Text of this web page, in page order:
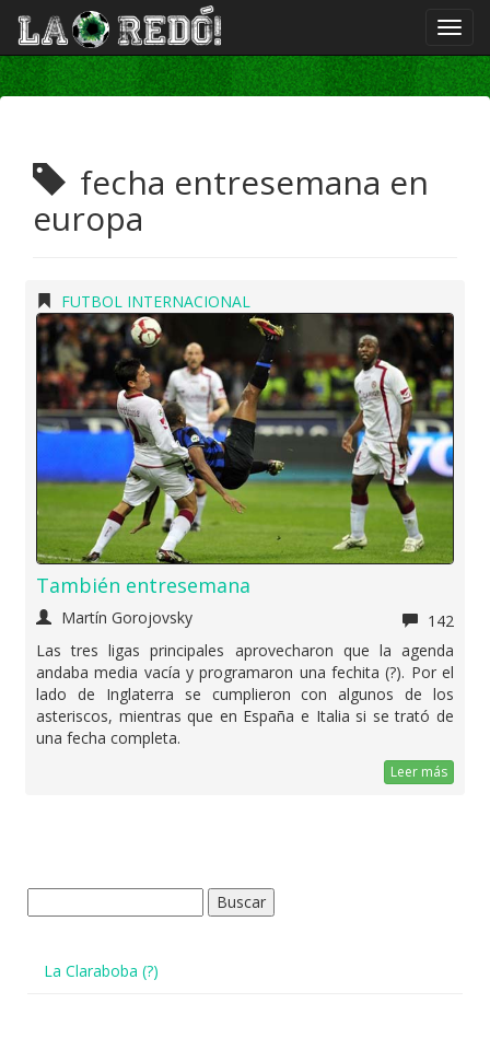
fecha entresemana en
europa
FUTBOL INTERNACIONAL
También entresemana
Martín Gorojovsky
142
Las tres ligas principales aprovecharon que la agenda
andaba media vacía y programaron una fechita (?). Por el
lado de Inglaterra se cumplieron con algunos de los
asteriscos, mientras que en España e Italia si se trató de
una fecha completa.
Leer más
La Claraboba (?)